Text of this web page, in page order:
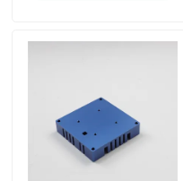
注文CNCの部品